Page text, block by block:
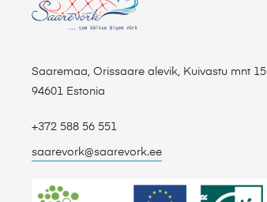
Saaremaa, Orissaare alevik, Kuivastu mnt 15
94601 Estonia
+372 588 56 551
saarevork@saarevork.ee